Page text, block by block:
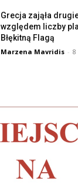
Grecja zająła
względem liczby
Błękitną Flagą
Marzena Mavridis - 8